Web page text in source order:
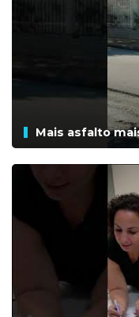
Mais asfalto